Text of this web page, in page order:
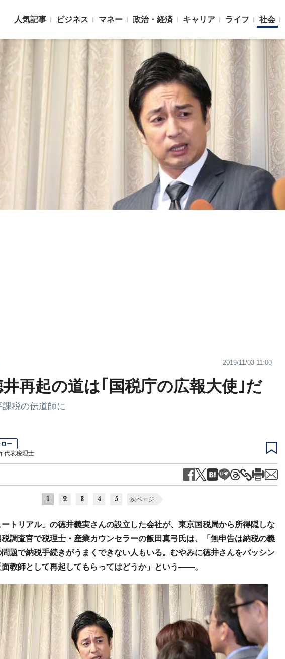
人気記事 ビジネス マネー 政治・経済 キャリア ライフ 社会
2019/11/03 11:00
再起の道は｢国税庁の広報大使｣だ
税の伝道師に
ロー
代表税理士
1 2 3 4 5 次ページ
トリアル」の徳井義実さんの設立した会社が、東京国税局から所得隠しな
調査官で税理士・産業カウンセラーの飯田真弓氏は、「無申告は納税の義
題で納税手続きがうまくできない人もいる。むやみに徳井さんをバッシン
教師として再起してもらってはどうか」という——。